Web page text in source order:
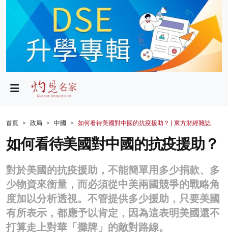
政局
財經
生活
商業
科技
影片
首頁 政局 中國 如何看待美國對中國的抗疫援助？ | 東方財經雜誌
如何看待美國對中國的抗疫援助？
對於美國的抗疫援助，不能簡單用多少捐款、多
少物資來衡量，而必須從中美兩國競爭的戰略角
度加以分析透視。不管提供多少援助，只要美國
有所表示，都應予以肯定，因為這表明美國還不
打算走上對華「攤牌」的敵對路線。